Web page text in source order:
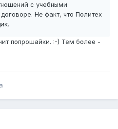
с учебными
Не факт, что Политех
попрошайки. :-) Тем более -